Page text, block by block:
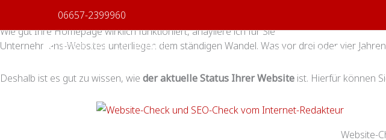
springen
06657-2399960
Start Dienstleistungen
Holen Sie mehr aus Ihrer Firmen-Website raus
Wie gut Ihre Homepage wirklich funktioniert, anayliere ich für Sie
Unternehmens-Websites unterliegen dem ständigen Wandel. Was vor drei oder vier
Deshalb ist es gut zu wissen, wie der aktuelle Status Ihrer Website ist. Hierfür können
Website-